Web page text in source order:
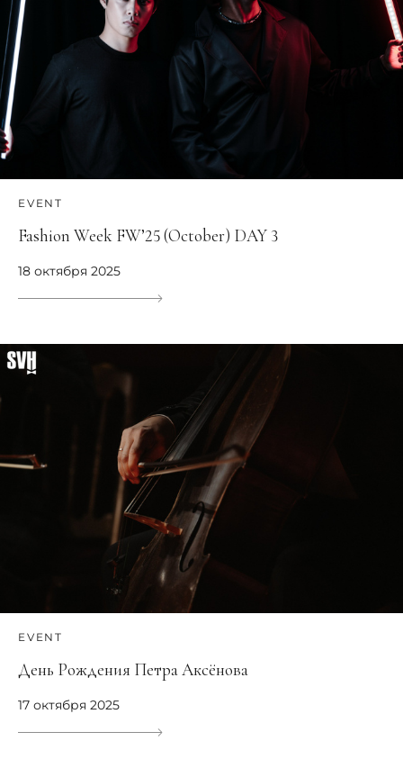
EVENT
Fashion Week FW’25 (October) DAY 3
18 октября 2025
EVENT
День Рождения Петра Аксёнова
17 октября 2025